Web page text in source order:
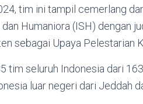
tim ini tampil cemerlang
Humaniora (ISH) dengan
sebagai Upaya Pelestarian
tim seluruh Indonesia dari
luar negeri dari Jeddah